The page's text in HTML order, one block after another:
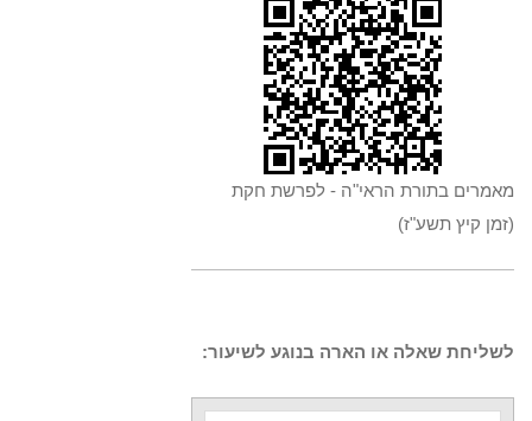
מאמרים בתורת הראי"ה - לפרשת חקת
(זמן קיץ תשע"ז)
לשליחת שאלה או הארה בנוגע לשיעור: